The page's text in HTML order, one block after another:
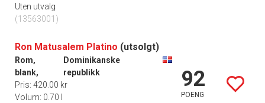
Uten utvalg
(13563001)
Ron Matusalem Platino (utsolgt)
Rom,
blank,
Dominikanske
republikk
Pris: 420.00 kr
Volum: 0.70 l
92
POENG